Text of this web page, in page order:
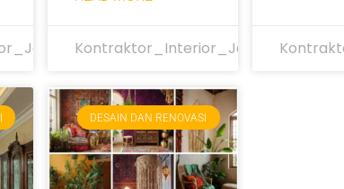
Kontraktor_Interior_Jakarta
DESAIN DAN RENOVASI